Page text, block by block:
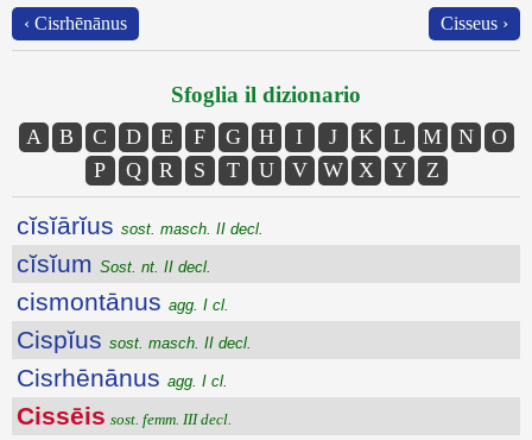
‹ Cisrhēnānus Cisseus ›
Sfoglia il dizionario
A B C D E F G H I J K L M N
O
P
Q R S T U V W X Y Z
cĭsĭārĭus sost. masch. II decl.
cĭsĭum Sost. nt. II decl.
cismontānus agg. I cl.
Cispĭus sost. masch. II decl.
Cisrhēnānus agg. I cl.
Cissēis sost. femm. III decl.